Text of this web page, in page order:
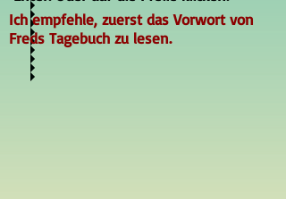
Ich empfehle, zuerst das Vorwort von
Freds Tagebuch zu lesen.